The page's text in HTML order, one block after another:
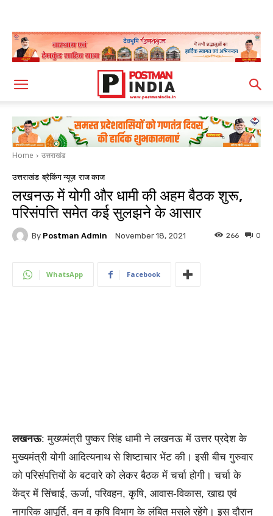
Home उत्तराखंड
उत्तराखंड ब्रैकिंग न्यूज़ राज काज
लखनऊ में योगी और धामी की अहम बैठक शुरू,
परिसंपत्ति समेत कई सुलझने के आसार
By Postman Admin November 18, 2021 0
266
WhatsApp Facebook
लखनऊ: मुख्यमंत्री पुष्कर सिंह धामी ने लखनऊ में उत्तर प्रदेश के
मुख्यमंत्री योगी आदित्यनाथ से शिष्टाचार भेंट की। इसी बीच गुरुवार
को परिसंपत्तियों के बटवारे को लेकर बैठक में चर्चा होगी। चर्चा के
केंद्र में सिंचाई, ऊर्जा, परिवहन, कृषि, आवास-विकास, खाद्य एवं
नागरिक आपूर्ति, वन व कृषि विभाग के लंबित मसले रहेंगे। इस दौरान